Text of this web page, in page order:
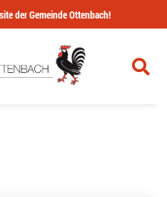
der Gemeinde Ottenbach!